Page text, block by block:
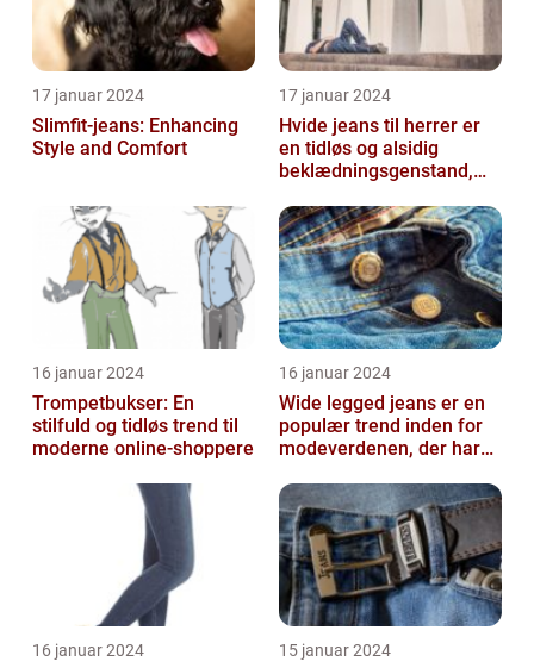
17 januar 2024
Slimfit-jeans: Enhancing
Style and Comfort
17 januar 2024
Hvide jeans til herrer er
en tidløs og alsidig
beklædningsgenstand,
ren...
16 januar 2024
Trompetbukser: En
stilfuld og tidløs trend til
moderne online-shoppere
16 januar 2024
Wide legged jeans er en
populær trend inden for
modeverdenen, der har
blandt...
16 januar 2024 15 januar 2024